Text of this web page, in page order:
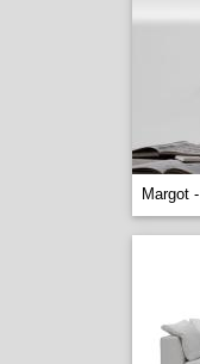
Margot -